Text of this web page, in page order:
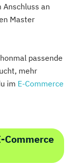
an
Master
passende
mehr
im E-Commerce